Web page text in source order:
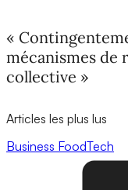
«
mécanismes de
collective »
Articles les plus lus
Business FoodTech